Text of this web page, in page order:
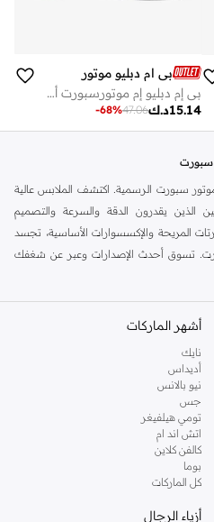
بي ام دبليو موتور سبورت
بي إم دبليو إم موتورسبورت أيونيك سبيد
د.ك15.14
47.06
-68%
سبورت
سبورت الرسمية. اكتشف الملابس عالية
الذين يقدرون الدقة والسرعة والتصميم
المريحة والإكسسوارات الأساسية، تجسد
تسوق أحدث الإصدارات وعبر عن شغفك
استمتع بإثارة M مع ملابس تعكس قوة وديناميكية قسم الأداء
تفاني ودقة سائقي سباقات بي ام دبليو.
وأنيقة تحمل شعار بي ام دبليو موتور
تجسد جوهر بي ام دبليو موتور سبورت.
لضمان المتانة والراحة.
أشهر الماركات
نايك
أديداس
نيو بالانس
جس
تومي هيلفيغر
اتش اند ام
كالفن كلاين
بوما
كل الماركات
أزياء الرجال